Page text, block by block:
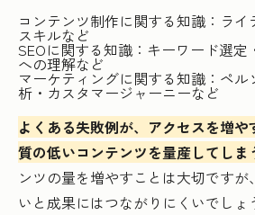
コンテンツ制作に関する知識：ライ
スキルなど
SEOに関する知識：キーワード選定
への理解など
マーケティングに関する知識：ペ
析・カスタマージャーニーなど
よくある失敗例が、アクセスを増や
質の低いコンテンツを量産してしま
ンツの量を増やすことは大切です
いと成果にはつながりにくいでしょ